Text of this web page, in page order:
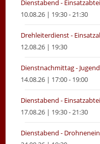
Dienstabend -
10.08.26 | 19:30 - 21:30
Drehleiterdienst -
12.08.26 | 19:30
Dienstnachmittag -
14.08.26 | 17:00 - 19:00
Dienstabend -
17.08.26 | 19:30 - 21:30
Dienstabend -